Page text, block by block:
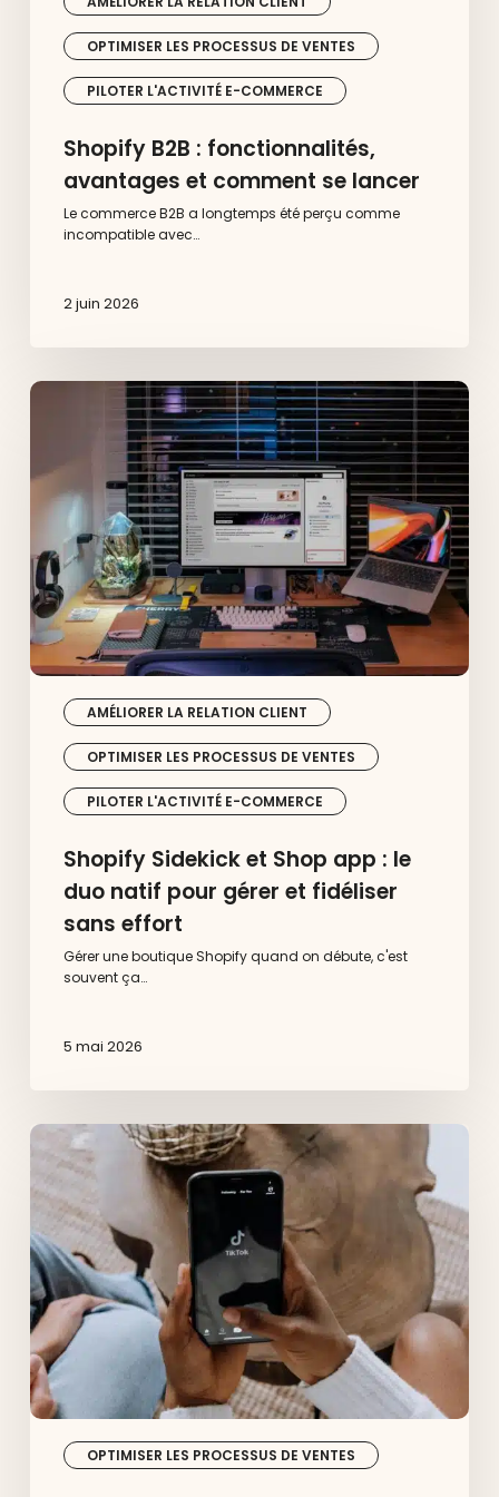
OPTIMISER LES PROCESSUS DE VENTES
PILOTER L'ACTIVITÉ E-COMMERCE
Shopify B2B : fonctionnalités,
avantages et comment se lancer
Le commerce B2B a longtemps été perçu comme
incompatible avec…
2 juin 2026
AMÉLIORER LA RELATION CLIENT
OPTIMISER LES PROCESSUS DE VENTES
PILOTER L'ACTIVITÉ E-COMMERCE
Shopify
app
natif
pour
gérer
et
fidéliser
sans
Shopify Sidekick et Shop app : le
duo natif pour gérer et fidéliser
sans effort
Gérer une boutique Shopify quand on débute, c'est
souvent ça…
5 mai 2026
OPTIMISER LES PROCESSUS DE VENTES
Guide
complet
Comment
vendre
sur
TikTok
Shop
France
quand
on
est
e-
commerçant